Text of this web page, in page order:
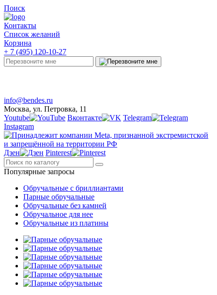
Поиск
Контакты
Список желаний
Корзина
+ 7 (495) 120-10-27
info@bendes.ru
Москва, ул. Петровка, 11
Youtube
Вконтакте
Telegram
Instagram
Дзен Pinterest
Популярные запросы
Обручальные с бриллиантами
Парные обручальные
Обручальные без камней
Обручальное для нее
Обручальные из платины